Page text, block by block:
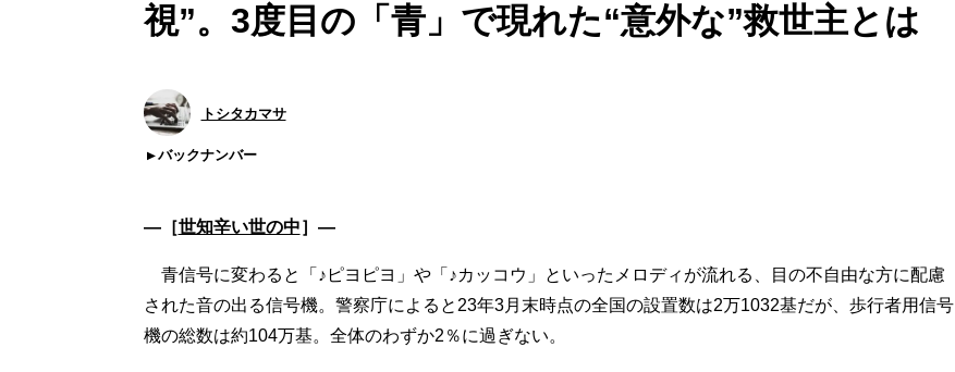
視”。3度目の「青」で現れた“意外な”救世主とは
トシタカマサ
バックナンバー
―［世知辛い世の中］―
青信号に変わると「♪ピヨピヨ」や「♪カッコウ」といったメロディが流れる、目の不自由な方に配慮
された音の出る信号機。警察庁によると23年3月末時点の全国の設置数は2万1032基だが、歩行者用信号
機の総数は約104万基。全体のわずか2％に過ぎない。